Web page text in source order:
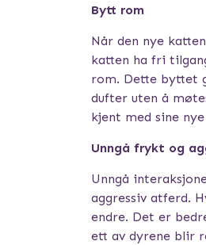
Bytt rom
Når den nye
katten ha fri
rom. Dette byttet
dufter uten å
kjent med sine
Unngå frykt og
Unngå
aggressiv atferd.
endre. Det er
ett av dyrene blir